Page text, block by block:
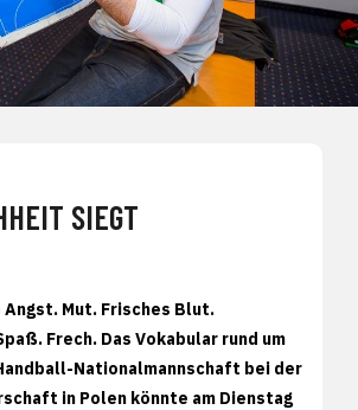
SIEGT
Angst. Mut. Frisches Blut.
Frech. Das Vokabular rund um
Nationalmannschaft bei der
in Polen könnte am Dienstag